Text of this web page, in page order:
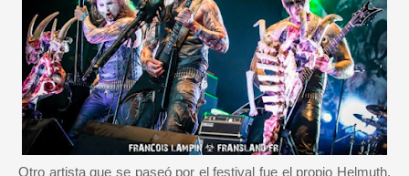
Otro artista que se paseó por el festival fue el propio Helmuth,